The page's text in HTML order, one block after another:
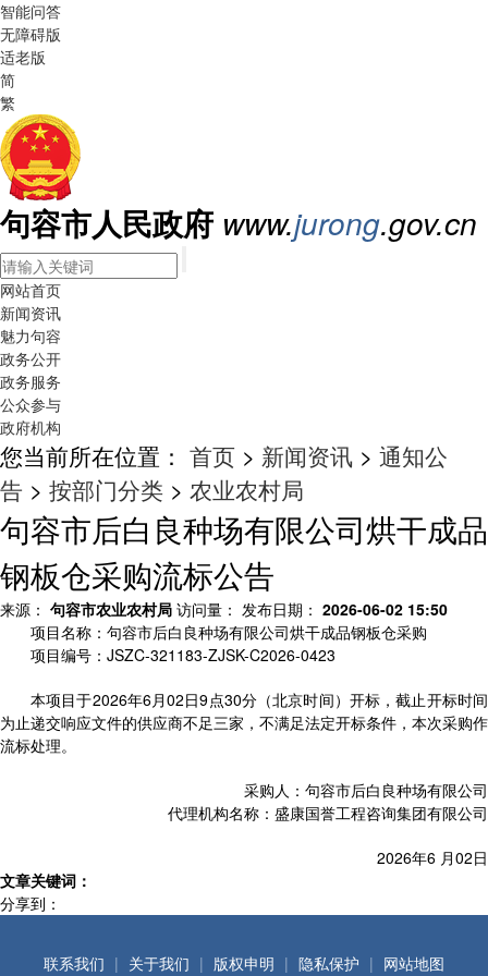
智能问答
无障碍版
适老版
简
繁
句容市人民政府 www.jurong.gov.cn
网站首页
新闻资讯
魅力句容
政务公开
政务服务
公众参与
政府机构
您当前所在位置： 首页 > 新闻资讯 > 通知公
告 > 按部门分类 > 农业农村局
句容市后白良种场有限公司烘干成品
钢板仓采购流标公告
来源： 句容市农业农村局 访问量： 发布日期： 2026-06-02 15:50
项目名称：句容市后白良种场有限公司烘干成品钢板仓采购
项目编号：JSZC-321183-ZJSK-C2026-0423
本项目于2026年6月02日9点30分（北京时间）开标，截止开标时间
为止递交响应文件的供应商不足三家，不满足法定开标条件，本次采购作
流标处理。
采购人：句容市后白良种场有限公司
代理机构名称：盛康国誉工程咨询集团有限公司
2026年6 月02日
文章关键词：
分享到：
联系我们 | 关于我们 | 版权申明 | 隐私保护 | 网站地图